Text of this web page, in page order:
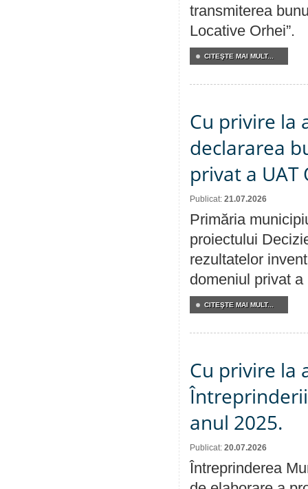
transmiterea
Locative Orhei”.
CITEŞTE MAI MULT...
Cu privire la
declararea
privat a UAT
Publicat: 21.07.2026
Primăria
proiectului
rezultatelor
domeniul privat a
CITEŞTE MAI MULT...
Cu privire la
anul 2025.
Publicat: 20.07.2026
Întreprinderea